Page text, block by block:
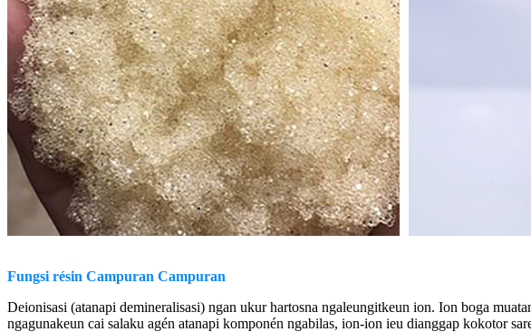
Fungsi résin Campuran Campuran
Deionisasi (atanapi demineralisasi) ngan ukur hartosna ngaleungitkeun ion. Ion boga
ngagunakeun cai salaku agén atanapi komponén ngabilas, ion-ion ieu dianggap kokotor